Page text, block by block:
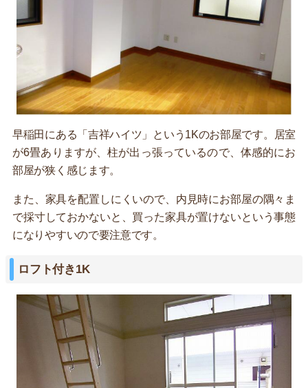
早稲田にある「吉祥ハイツ」という1Kのお部屋です。居室
が6畳ありますが、柱が出っ張っているので、体感的にお
部屋が狭く感じます。
また、家具を配置しにくいので、内見時にお部屋の隅々ま
で採寸しておかないと、買った家具が置けないという事態
になりやすいので要注意です。
ロフト付き1K